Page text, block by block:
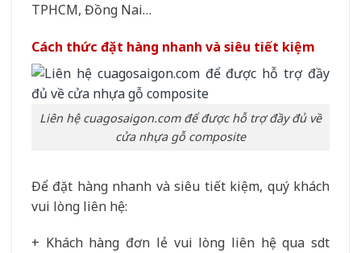
TPHCM, Đồng Nai…
Cách thức đặt hàng nhanh và siêu tiết kiệm
Liên hệ cuagosaigon.com để được hỗ trợ đầy đủ về
cửa nhựa gỗ composite
Để đặt hàng nhanh và siêu tiết kiệm, quý khách
vui lòng liên hệ:
+ Khách hàng đơn lẻ vui lòng liên hệ qua sdt